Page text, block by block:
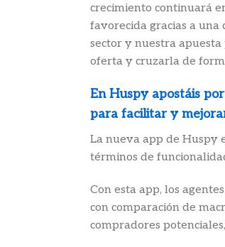
crecimiento continuará
favorecida gracias a
sector y nuestra
oferta y cruzarla de
En Huspy apostáis
para facilitar y
La nueva app de Huspy
términos de
Con esta app, los
con comparación de
compradores